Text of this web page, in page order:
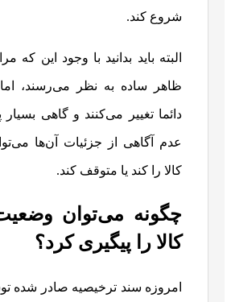
شروع کند.
البته باید بدانید با وجود این که
ظاهر ساده به نظر می‌رسند،
دائما تغییر می‌کنند و گاهی
عدم آگاهی از جزئیات آن‌ها
کالا را کند یا متوقف کند.
چگونه می‌توان
کالا را پیگیری کرد؟
امروزه سند ترخیصیه صادر